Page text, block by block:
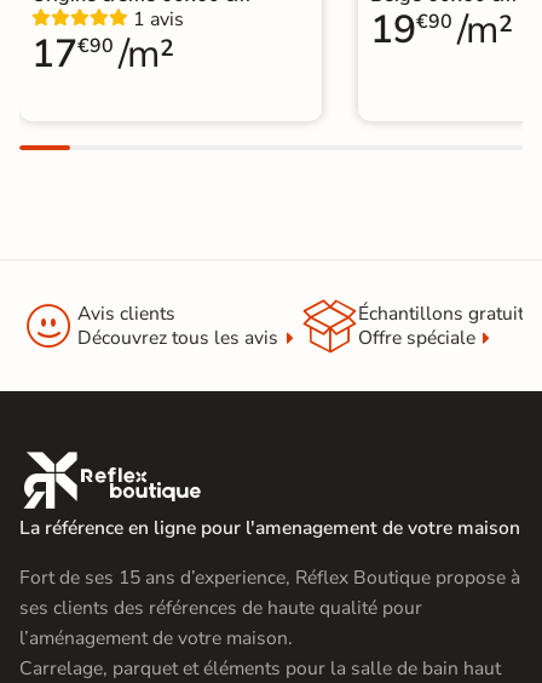
1 avis
17€90 /m² 19€90 /m²
 Avis clients
Découvrez tous les avis
Échantillons gratuit
Offre spéciale

La référence en ligne pour l'amenagement de votre maison
Fort de ses 15 ans d’experience, Réflex Boutique propose à
ses clients des références de haute qualité pour
l’aménagement de votre maison.
Carrelage, parquet et éléments pour la salle de bain haut